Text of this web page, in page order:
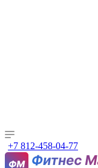
+7 812-458-04-77